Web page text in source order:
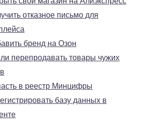
отказное письмо для
бренд на Озон
перепродавать товары чужих
в реестр Минцифры
базу данных в